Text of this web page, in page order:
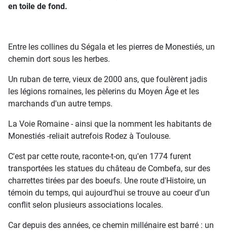
en toile de fond.
Entre les collines du Ségala et les pierres de Monestiés, un
chemin dort sous les herbes.
Un ruban de terre, vieux de 2000 ans, que foulèrent jadis
les légions romaines, les pèlerins du Moyen Âge et les
marchands d'un autre temps.
La Voie Romaine - ainsi que la nomment les habitants de
Monestiés -reliait autrefois Rodez à Toulouse.
C'est par cette route, raconte-t-on, qu'en 1774 furent
transportées les statues du château de Combefa, sur des
charrettes tirées par des boeufs. Une route d'Histoire, un
témoin du temps, qui aujourd'hui se trouve au coeur d'un
conflit selon plusieurs associations locales.
Car depuis des années, ce chemin millénaire est barré : un